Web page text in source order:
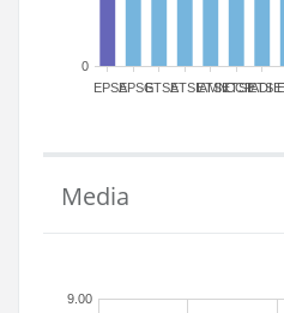
EPSAEPSGETSAETSIAMN
ETSICCP
ETSIADI
ETSIE
0
Media
9.00